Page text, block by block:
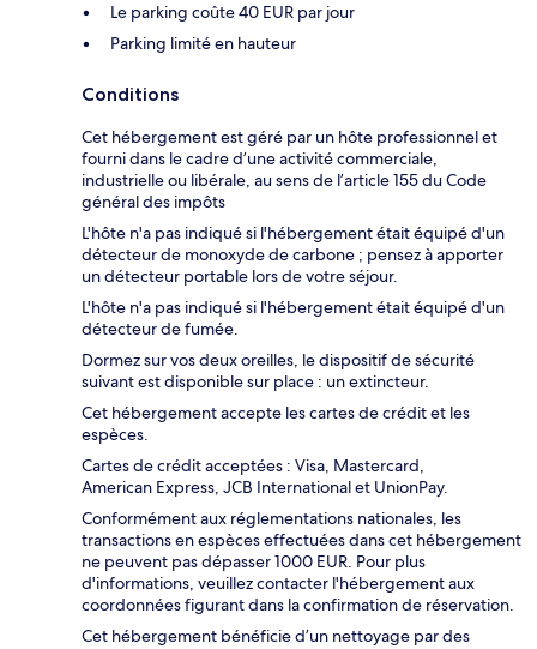
Le parking coûte 40 EUR par jour
Parking limité en hauteur
Conditions
Cet hébergement est géré par un hôte professionnel et
fourni dans le cadre d’une activité commerciale,
industrielle ou libérale, au sens de l’article 155 du Code
général des impôts
L'hôte n'a pas indiqué si l'hébergement était équipé d'un
détecteur de monoxyde de carbone ; pensez à apporter
un détecteur portable lors de votre séjour.
L'hôte n'a pas indiqué si l'hébergement était équipé d'un
détecteur de fumée.
Dormez sur vos deux oreilles, le dispositif de sécurité
suivant est disponible sur place : un extincteur.
Cet hébergement accepte les cartes de crédit et les
espèces.
Cartes de crédit acceptées : Visa, Mastercard,
American Express, JCB International et UnionPay.
Conformément aux réglementations nationales, les
transactions en espèces effectuées dans cet hébergement
ne peuvent pas dépasser 1000 EUR. Pour plus
d'informations, veuillez contacter l'hébergement aux
coordonnées figurant dans la confirmation de réservation.
Cet hébergement bénéficie d’un nettoyage par des